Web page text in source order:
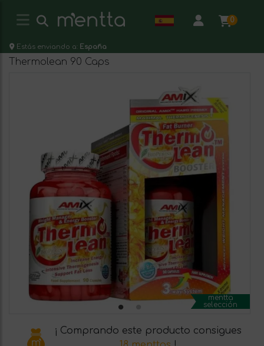
0
Estás enviando a: España
Thermolean 90 Caps
mentta
selección
¡ Comprando este producto consigues